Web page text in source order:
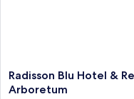
Radisson
Blu
Radisson Blu Hotel &
Arboretum